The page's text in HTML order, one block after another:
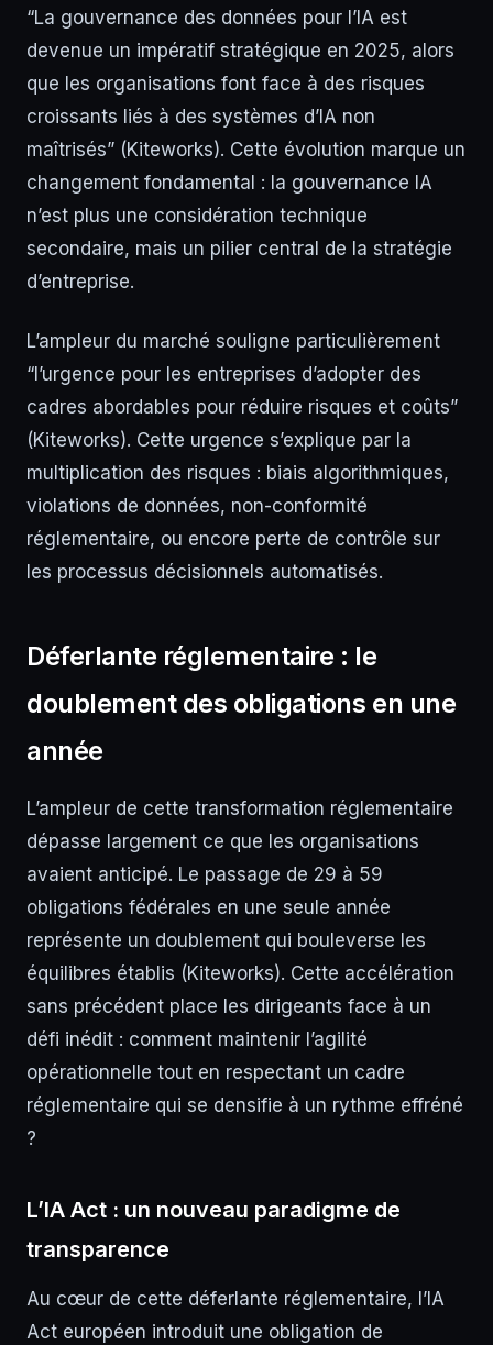
“La gouvernance des données pour l’IA est
devenue un impératif stratégique en 2025, alors
que les organisations font face à des risques
croissants liés à des systèmes d’IA non
maîtrisés” (Kiteworks). Cette évolution marque un
changement fondamental : la gouvernance IA
n’est plus une considération technique
secondaire, mais un pilier central de la stratégie
d’entreprise.
L’ampleur du marché souligne particulièrement
“l’urgence pour les entreprises d’adopter des
cadres abordables pour réduire risques et coûts”
(Kiteworks). Cette urgence s’explique par la
multiplication des risques : biais algorithmiques,
violations de données, non-conformité
réglementaire, ou encore perte de contrôle sur
les processus décisionnels automatisés.
Déferlante réglementaire : le
doublement des obligations en une
année
L’ampleur de cette transformation réglementaire
dépasse largement ce que les organisations
avaient anticipé. Le passage de 29 à 59
obligations fédérales en une seule année
représente un doublement qui bouleverse les
équilibres établis (Kiteworks). Cette accélération
sans précédent place les dirigeants face à un
défi inédit : comment maintenir l’agilité
opérationnelle tout en respectant un cadre
réglementaire qui se densifie à un rythme effréné
?
L’IA Act : un nouveau paradigme de
transparence
Au cœur de cette déferlante réglementaire, l’IA
Act européen introduit une obligation de